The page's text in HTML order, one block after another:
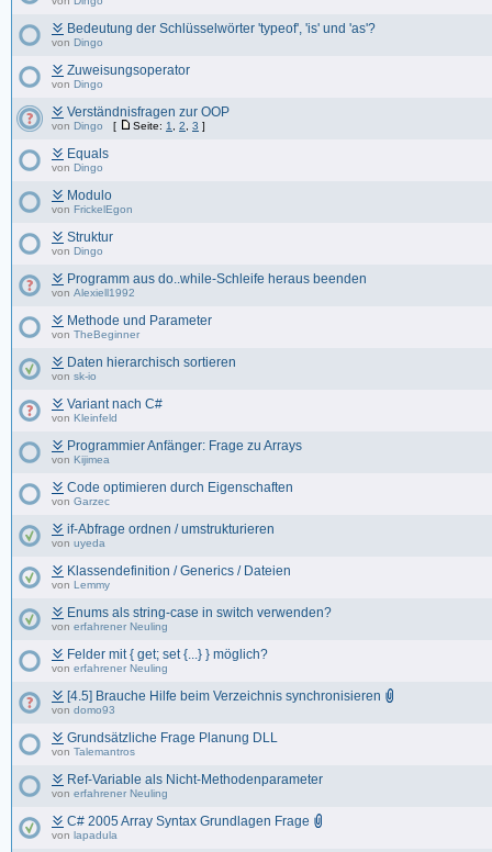
Bedeutung der Schlüsselwörter 'typeof', 'is' und 'as'?
von Dingo
Zuweisungsoperator
von Dingo
Verständnisfragen zur OOP
von Dingo [ Seite: 1 2 3 ]
Equals
von Dingo
Modulo
von FrickelEgon
Struktur
von Dingo
Programm aus do..while-Schleife heraus beenden
von Alexiell1992
Methode und Parameter
von TheBeginner
Daten hierarchisch sortieren
von sk-io
Variant nach C#
von Kleinfeld
Programmier Anfänger: Frage zu Arrays
von Kijimea
Code optimieren durch Eigenschaften
von Garzec
if-Abfrage ordnen / umstrukturieren
von uyeda
Klassendefinition / Generics / Dateien
von Lemmy
Enums als string-case in switch verwenden?
von erfahrener Neuling
Felder mit { get; set {...} } möglich?
von erfahrener Neuling
[4.5] Brauche Hilfe beim Verzeichnis synchronisieren
von domo93
Grundsätzliche Frage Planung DLL
von Talemantros
Ref-Variable als Nicht-Methodenparameter
von erfahrener Neuling
C# 2005 Array Syntax Grundlagen Frage
von lapadula